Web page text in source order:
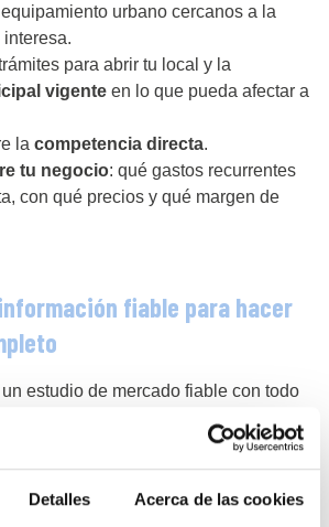
Detalles Acerca de las cookies
urbano cercanos a la
para abrir tu local y la
vigente en lo que pueda afectar a
la competencia directa.
tu negocio: qué gastos recurrentes
con qué precios y qué margen de
fiable para hacer
estudio de mercado fiable con todo
puedes pagar a profesionales para
más eficiente y rápida, aunque no
dinero tendrás que emplear